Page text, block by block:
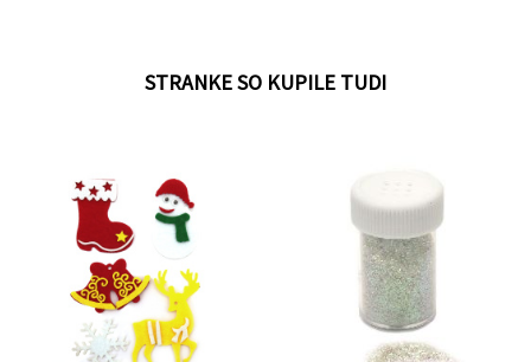
STRANKE SO KUPILE TUDI